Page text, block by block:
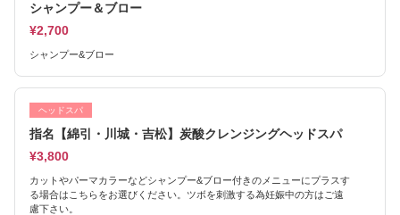
シャンプー＆ブロー
¥2,700
シャンプー&ブロー
ヘッドスパ
指名【綿引・川城・吉松】炭酸クレンジングヘッドスパ
¥3,800
カットやパーマカラーなどシャンプー&ブロー付きのメニューにプラスす
る場合はこちらをお選びください。ツボを刺激する為妊娠中の方はご遠
慮下さい。